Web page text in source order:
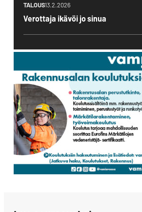
TALOUS13.2.2026
Verottaja ikävöi jo sinua